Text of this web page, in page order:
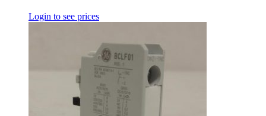
Login to see prices